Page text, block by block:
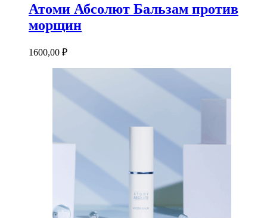
Атоми Абсолют Бальзам против
морщин
1600,00 ₽